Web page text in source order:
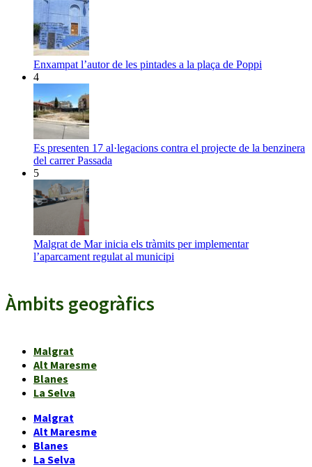
Enxampat l’autor de les pintades a la plaça de Poppi
4
Es presenten 17 al·legacions contra el projecte de la benzinera
del carrer Passada
5
Malgrat de Mar inicia els tràmits per implementar
l’aparcament regulat al municipi
Àmbits geogràfics
Malgrat
Alt Maresme
Blanes
La Selva
Malgrat
Alt Maresme
Blanes
La Selva